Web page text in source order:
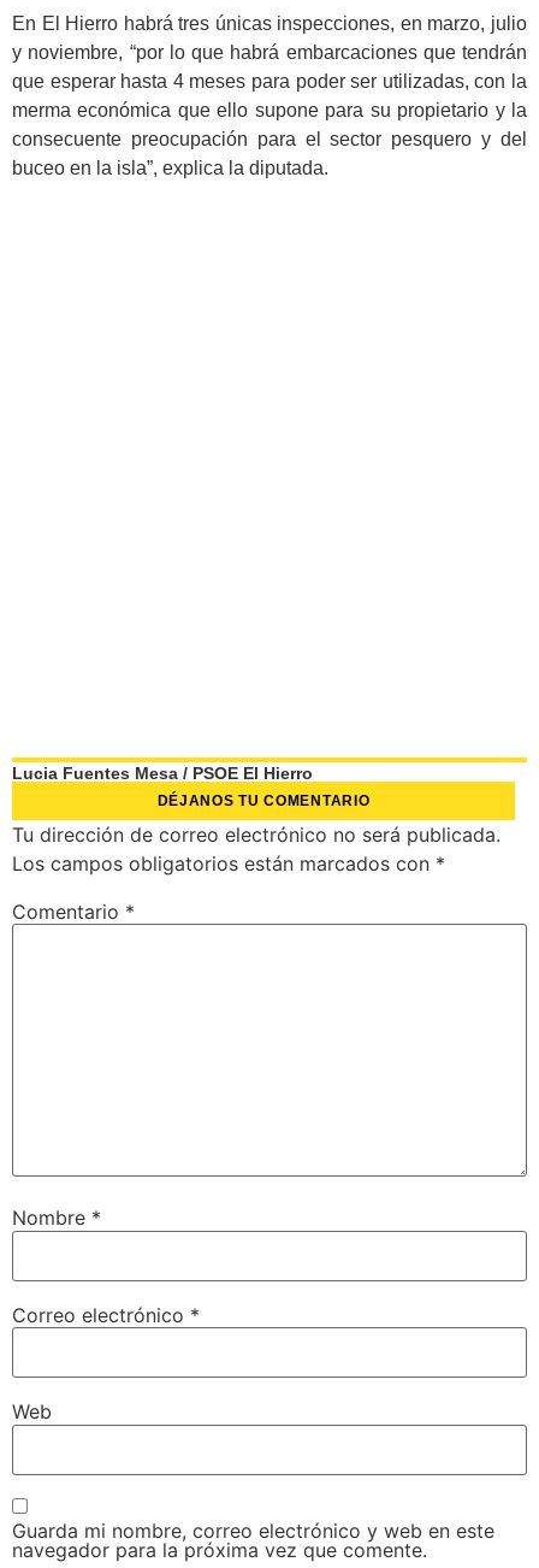
En El Hierro habrá tres únicas inspecciones, en marzo, julio
y noviembre, “por lo que habrá embarcaciones que tendrán
que esperar hasta 4 meses para poder ser utilizadas, con la
merma económica que ello supone para su propietario y la
consecuente preocupación para el sector pesquero y del
buceo en la isla”, explica la diputada.
Lucia Fuentes Mesa / PSOE El Hierro
DÉJANOS TU COMENTARIO
Tu dirección de correo electrónico no será publicada.
Los campos obligatorios están marcados con *
Comentario *
Nombre *
Correo electrónico *
Web
Guarda mi nombre, correo electrónico y web en este
navegador para la próxima vez que comente.